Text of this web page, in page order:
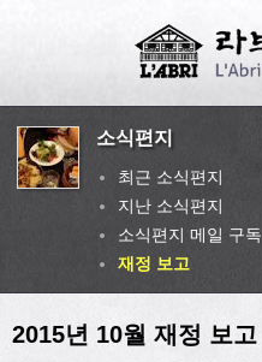
소식편지
최근 소식편지
지난 소식편지
소식편지 메일 구독
재정 보고
2015년 10월 재정 보고